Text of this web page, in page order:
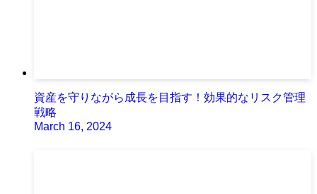
資産を守りながら成長を目指す！効果的なリスク管理
戦略
March 16, 2024